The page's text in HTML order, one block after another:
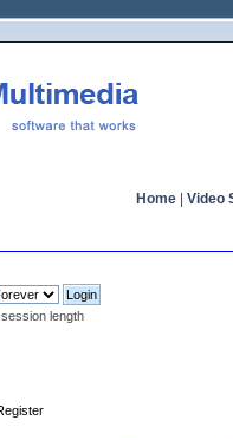
Home Video
length